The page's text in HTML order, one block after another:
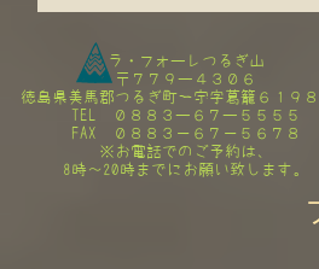
ラ・フォーレつるぎ山​
〒７７９ー４３０６
徳島県美馬郡つるぎ町一宇字葛籠６１９８
TEL ０８８３ー６７ー５５５５
FAX ０８８３－６７－５６７８
​※お電話でのご予約は、
8時～20時までにお願い致します。